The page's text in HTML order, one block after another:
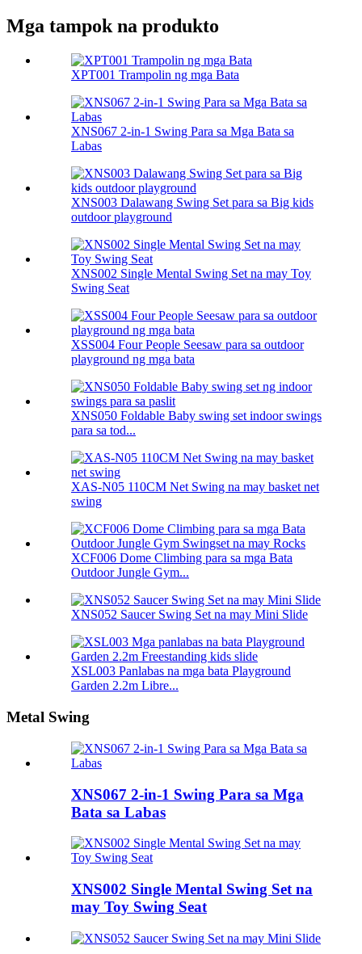
Mga tampok na produkto
XPT001 Trampolin ng mga Bata
XNS067 2-in-1 Swing Para sa Mga Bata sa
Labas
XNS003 Dalawang Swing Set para sa Big kids
outdoor playground
XNS002 Single Mental Swing Set na may Toy
Swing Seat
XSS004 Four People Seesaw para sa outdoor
playground ng mga bata
XNS050 Foldable Baby swing set indoor swings
para sa tod...
XAS-N05 110CM Net Swing na may basket net
swing
XCF006 Dome Climbing para sa mga Bata
Outdoor Jungle Gym...
XNS052 Saucer Swing Set na may Mini Slide
XSL003 Panlabas na mga bata Playground
Garden 2.2m Libre...
Metal Swing
XNS067 2-in-1 Swing Para sa Mga
Bata sa Labas
XNS002 Single Mental Swing Set na
may Toy Swing Seat